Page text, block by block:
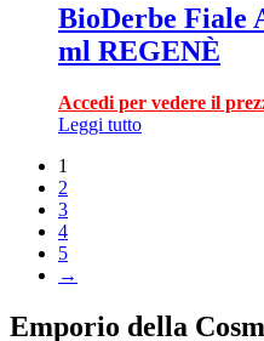
BioDerbe Fiale
ml REGENÈ
Accedi per vedere il
Leggi tutto
1
2
3
4
5
→
Emporio della